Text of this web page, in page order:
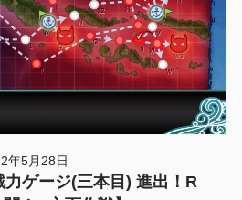
年5月28日
力ゲージ(三本目) 進出！R